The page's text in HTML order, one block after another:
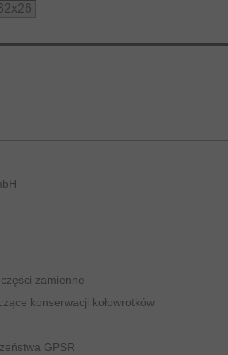
zamienne
konserwacji kołowrotków
GPSR